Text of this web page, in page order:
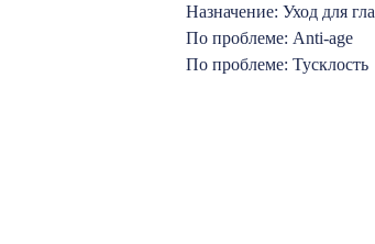
Назначение: Уход для
По проблеме: Anti-age
По проблеме: Тусклость